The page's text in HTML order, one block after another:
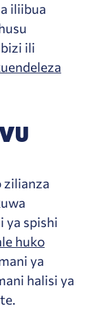
iliibua
ili
zilianza
ya spishi
huko
ya
halisi ya